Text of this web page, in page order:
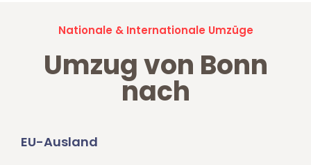
Nationale & Internationale Umzüge
Umzug von Bonn
nach
EU-Ausland